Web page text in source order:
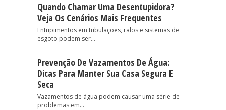
Quando Chamar Uma Desentupidora?
Veja Os Cenários Mais Frequentes
Entupimentos em tubulações, ralos e sistemas de
esgoto podem ser...
Prevenção De Vazamentos De Água:
Dicas Para Manter Sua Casa Segura E
Seca
Vazamentos de água podem causar uma série de
problemas em...